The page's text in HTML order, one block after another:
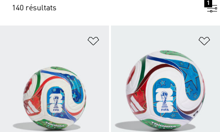
140 résultats
1
Ajouter à la Liste de produits